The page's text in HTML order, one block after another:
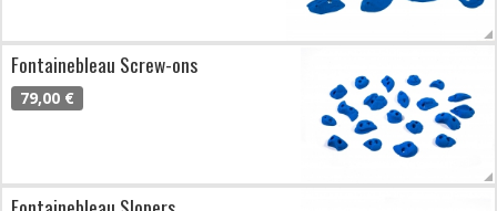
Fontainebleau Screw-ons
79,00 €